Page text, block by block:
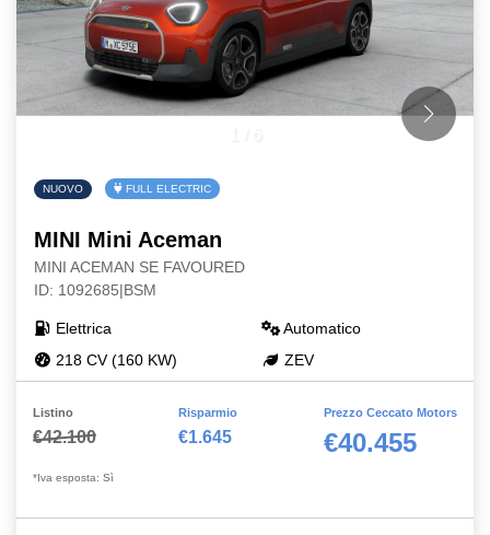
NUOVO FULL ELECTRIC
MINI Mini Aceman
MINI ACEMAN SE FAVOURED
ID: 1092685|BSM
Elettrica
Automatico
218 CV (160 KW)
ZEV
Listino
€42.100
Risparmio
€1.645
Prezzo Ceccato Motors
€40.455
*Iva esposta: Sì